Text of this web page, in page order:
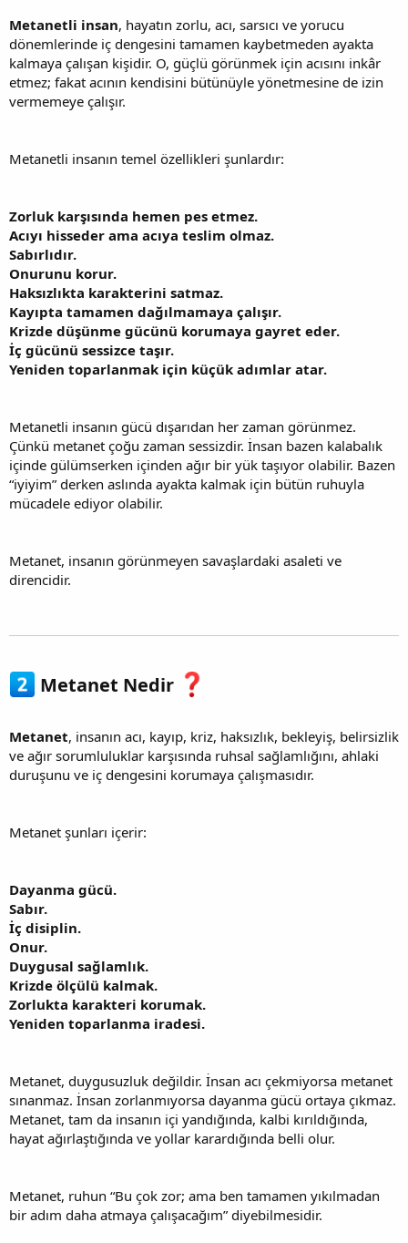
Metanetli insan, hayatın zorlu, acı, sarsıcı ve yorucu
dönemlerinde iç dengesini tamamen kaybetmeden ayakta
kalmaya çalışan kişidir. O, güçlü görünmek için acısını inkâr
etmez; fakat acının kendisini bütünüyle yönetmesine de izin
vermemeye çalışır.
Metanetli insanın temel özellikleri şunlardır:
Zorluk karşısında hemen pes etmez.
Acıyı hisseder ama acıya teslim olmaz.
Sabırlıdır.
Onurunu korur.
Haksızlıkta karakterini satmaz.
Kayıpta tamamen dağılmamaya çalışır.
Krizde düşünme gücünü korumaya gayret eder.
İç gücünü sessizce taşır.
Yeniden toparlanmak için küçük adımlar atar.
Metanetli insanın gücü dışarıdan her zaman görünmez.
Çünkü metanet çoğu zaman sessizdir. İnsan bazen kalabalık
içinde gülümserken içinden ağır bir yük taşıyor olabilir. Bazen
“iyiyim” derken aslında ayakta kalmak için bütün ruhuyla
mücadele ediyor olabilir.
Metanet, insanın görünmeyen savaşlardaki asaleti ve
direncidir.
Metanet Nedir
Metanet, insanın acı, kayıp, kriz, haksızlık, bekleyiş, belirsizlik
ve ağır sorumluluklar karşısında ruhsal sağlamlığını, ahlaki
duruşunu ve iç dengesini korumaya çalışmasıdır.
Metanet şunları içerir:
Dayanma gücü.
Sabır.
İç disiplin.
Onur.
Duygusal sağlamlık.
Krizde ölçülü kalmak.
Zorlukta karakteri korumak.
Yeniden toparlanma iradesi.
Metanet, duygusuzluk değildir. İnsan acı çekmiyorsa metanet
sınanmaz. İnsan zorlanmıyorsa dayanma gücü ortaya çıkmaz.
Metanet, tam da insanın içi yandığında, kalbi kırıldığında,
hayat ağırlaştığında ve yollar karardığında belli olur.
Metanet, ruhun “Bu çok zor; ama ben tamamen yıkılmadan
bir adım daha atmaya çalışacağım” diyebilmesidir.